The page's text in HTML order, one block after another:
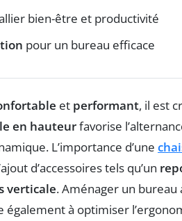
bien-être et productivité
pour un bureau efficace
et performant, il est
en hauteurfavorise
L’importance d’une
d’accessoires tels qu’un
verticale. Aménager un
à optimiser